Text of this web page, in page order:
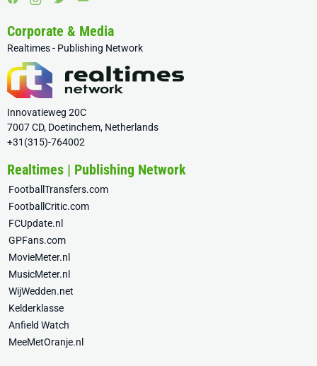
Corporate & Media
Realtimes - Publishing Network
Innovatieweg 20C
7007 CD, Doetinchem, Netherlands
+31(315)-764002
Realtimes | Publishing Network
FootballTransfers.com
FootballCritic.com
FCUpdate.nl
GPFans.com
MovieMeter.nl
MusicMeter.nl
WijWedden.net
Kelderklasse
Anfield Watch
MeeMetOranje.nl